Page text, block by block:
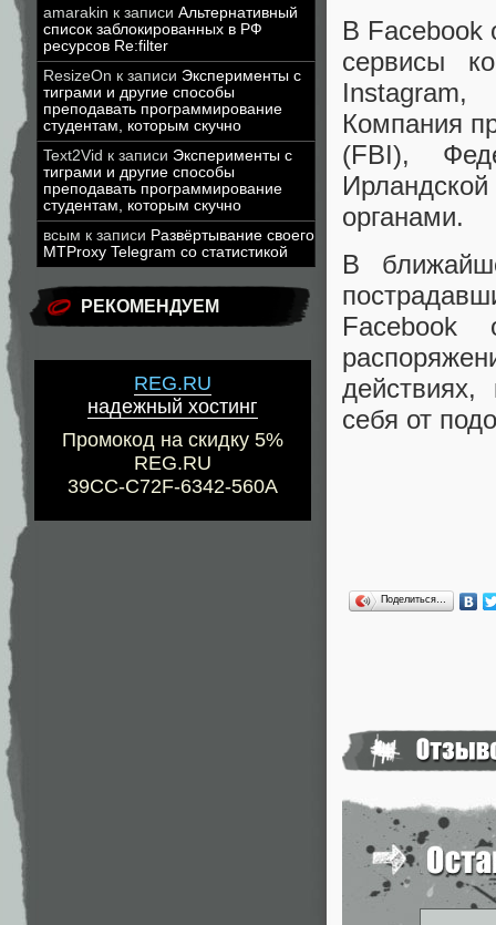
amarakin к записи Альтернативный
список заблокированных в РФ
ресурсов Re:filter
ResizeOn к записи Эксперименты с
тиграми и другие способы
преподавать программирование
студентам, которым скучно
Text2Vid к записи Эксперименты с
тиграми и другие способы
преподавать программирование
студентам, которым скучно
всым к записи Развёртывание своего
MTProxy Telegram со статистикой
РЕКОМЕНДУЕМ
REG.RU
надежный хостинг
Промокод на скидку 5%
REG.RU
39CC-C72F-6342-560A
В Facebook
сервисы
Компания
(FBI),
органами.
В
Facebook
себя от
Поделиться…